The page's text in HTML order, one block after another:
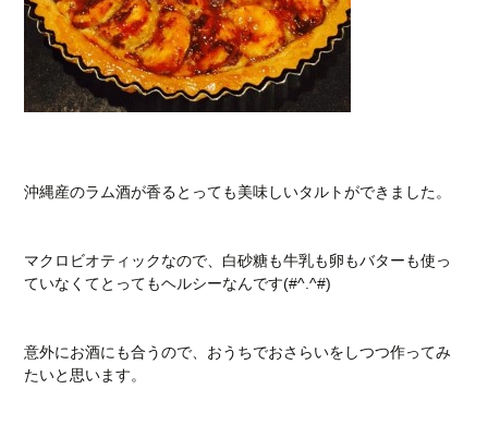
沖縄産のラム酒が香るとっても美味しいタルトができました。
マクロビオティックなので、白砂糖も牛乳も卵もバターも使っ
ていなくてとってもヘルシーなんです(#^.^#)
意外にお酒にも合うので、おうちでおさらいをしつつ作ってみ
たいと思います。